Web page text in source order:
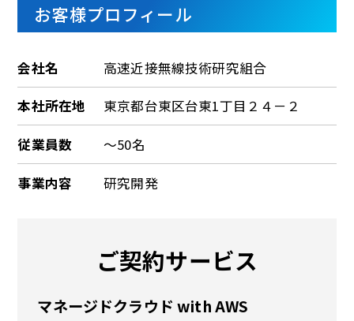
お客様プロフィール
会社名 高速近接無線技術研究組合
本社所在地 東京都台東区台東1丁目２４－２
従業員数 ～50名
事業内容 研究開発
ご契約サービス
マネージドクラウド with AWS